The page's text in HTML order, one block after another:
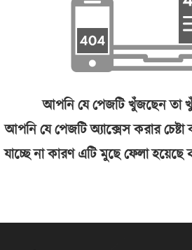
আপনি যে পেজটি খুঁজছেন তা
আপনি যে পেজটি অ্যাক্সেস করার
যাচ্ছে না কারণ এটি মুছে ফেলা হয়েছে